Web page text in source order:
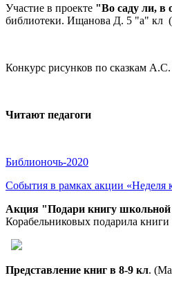
Участие в проекте "Во саду ли, в
библиотеки. Ищанова Д. 5 "а" кл
Конкурс рисунков по сказкам
Читают педагоги
Библионочь-2020
События в рамках акции «Неделя
Акция "Подари книгу школьной
Корабельниковых подарила книги
Представление книг в 8-9 кл.